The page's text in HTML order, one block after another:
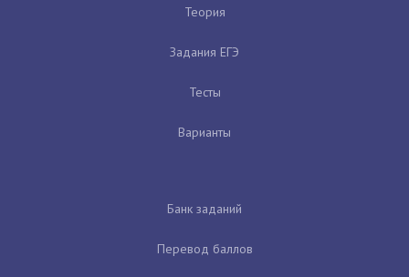
Теория
Задания ЕГЭ
Тесты
Варианты
Банк заданий
Перевод баллов